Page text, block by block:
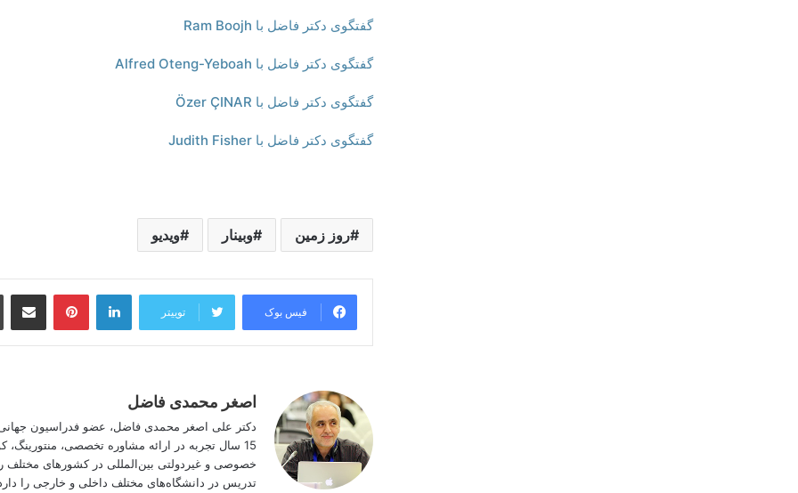
گفتگوی دکتر فاضل با Ram Boojh
گفتگوی دکتر فاضل با Alfred Oteng-Yeboah
گفتگوی دکتر فاضل با Özer ÇINAR
گفتگوی دکتر فاضل با Judith Fisher
روز زمین وبینار ویدیو
فیس بوک توییتر
لینکدین ‫پین‌ترستاشتراک
اصغر محمدی فاضل
دکتر علی اصغر محمدی فاضل، عضو فدراسیون
15 سال تجربه در ارائه مشاوره تخصصی،
خصوصی و غیردولتی بین‌المللی در کشورهای مختلف
تدریس در دانشگاه‌های مختلف داخلی و خارجی را